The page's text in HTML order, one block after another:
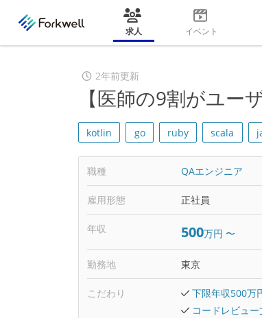
求人 イベント
2年前更新
【医師の9割がユー
kotlin go ruby scala
職種 QAエンジニア
雇用形態 正社員
年収 500万円 〜
勤務地 東京
こだわり 下限年収500万
コードレビュー